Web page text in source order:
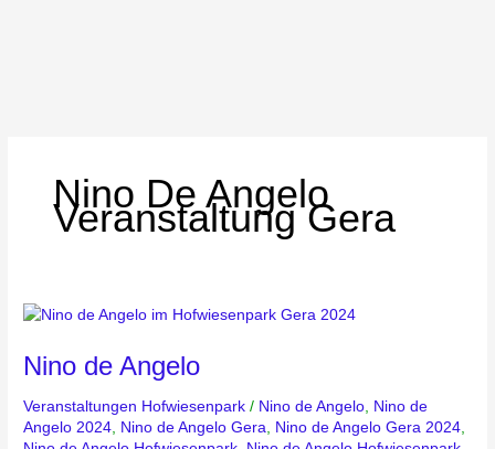
Nino De Angelo
Veranstaltung Gera
Nino de Angelo
Veranstaltungen Hofwiesenpark / Nino de Angelo, Nino de
Angelo 2024, Nino de Angelo Gera, Nino de Angelo Gera 2024,
Nino
Angelo